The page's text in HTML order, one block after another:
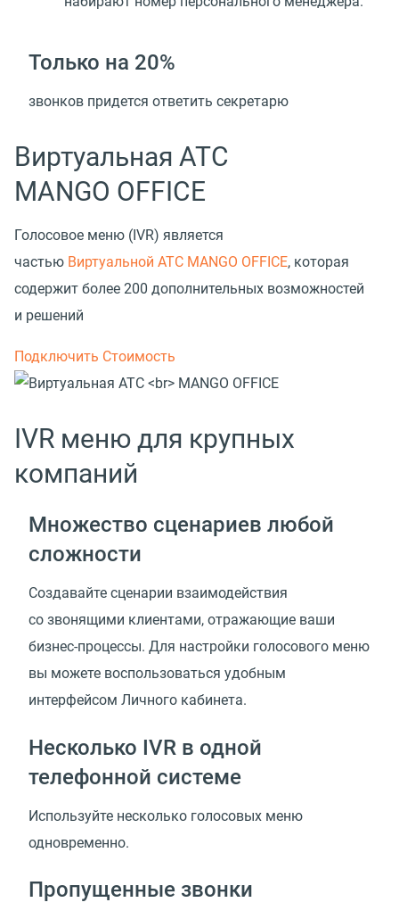
Только на 20%
звонков придется ответить секретарю
Виртуальная АТС
MANGO OFFICE
Голосовое меню (IVR) является
частью Виртуальной АТС MANGO OFFICE, которая
содержит более 200 дополнительных возможностей
и решений
Подключить Стоимость
IVR меню для крупных
компаний
Множество сценариев любой
сложности
Создавайте сценарии взаимодействия
со звонящими клиентами, отражающие ваши
бизнес-процессы. Для настройки голосового меню
вы можете воспользоваться удобным
интерфейсом Личного кабинета.
Несколько IVR в одной
телефонной системе
Используйте несколько голосовых меню
одновременно.
Пропущенные звонки